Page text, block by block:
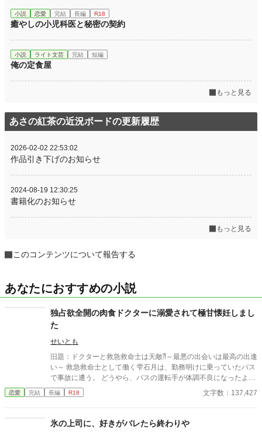
小説 恋愛 完結 長編 R18
癒やしの小児科医と秘密の契約
小説 ライト文芸 完結 短編
俺の定食屋
もっと見る
あさの紅茶の近況ボードの更新履歴
2026-02-02 22:53:02
作品引き下げのお知らせ
2024-08-19 12:30:25
書籍化のお知らせ
もっと見る
このコンテンツについて報告する
あなたにおすすめの小説
独占欲全開の肉食ドクターに溺愛されて極甘懐妊しまし
た
せいとも
旧題：ドクターと救急救命士は天敵⁈～最悪の出会いは最高の出逢
い～ 救急救命士として働く雫石月は、勤務明けに乗っていたバス
で事故に遭う。 どうやら、バスの運転手が体調不良になったよう
だ。 乗客にAEDを探してきてもらうように頼み、救助活動をして
いるとボサボサ頭のマスク姿の男がAEDを持ってバスに乗り込ん
とを『チビ団子』と呼んだのだ。 医療従事者と思われるボサボサ
マスク男は運転手の処置をして、月が文句を言う間もなく、救急
恋愛 完結 長編 R18 文字数：137,427
氷の上司に、好きがバレたら終わりや